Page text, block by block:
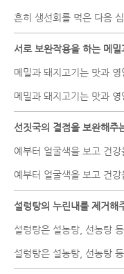
서로 보완작용을 하는 메밀
선짓국의 결점을 보완해주
설렁탕의 누린내를 제거해
설렁탕은 설농탕, 선농탕
설렁탕은 설농탕, 선농탕